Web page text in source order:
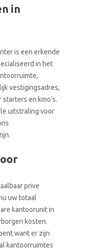
CONTACT
in
is een erkende
in het
vestigingsadres,
en kmo’s.
uitstraling voor
prive
uw totaal
kantoorunit in
kosten.
want er zijn
kantoorruimtes